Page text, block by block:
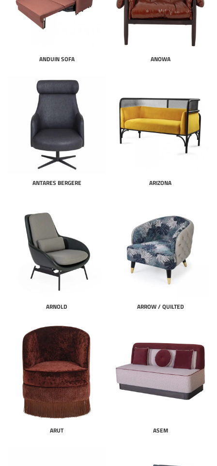
ANDUIN SOFA ANOWA
ANTARES BERGERE ARIZONA
ARNOLD ARROW / QUILTED
ARUT ASEM